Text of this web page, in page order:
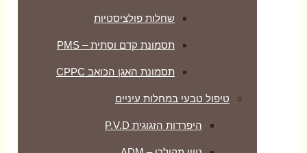
שחלות פולציסטיות
תסמונת קדם וסתית – PMS
תסמונת האגן הכואב CPPC
טיפול טבעי במחלות עיניים
היפרדות הזגוגית P.V.D